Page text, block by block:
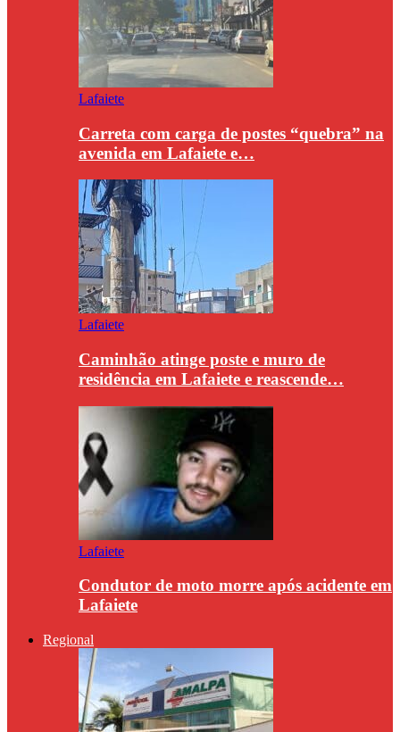
Lafaiete
Carreta com carga de postes “quebra” na
avenida em Lafaiete e…
Lafaiete
Caminhão atinge poste e muro de
residência em Lafaiete e reascende…
Lafaiete
Condutor de moto morre após acidente em
Lafaiete
Regional